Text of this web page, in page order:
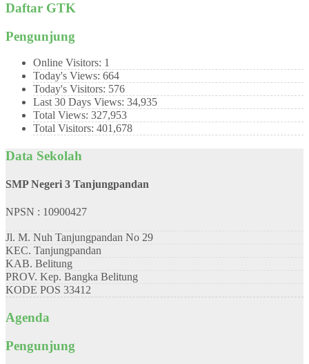
Daftar GTK
Pengunjung
Online Visitors: 1
Today's Views: 664
Today's Visitors: 576
Last 30 Days Views: 34,935
Total Views: 327,953
Total Visitors: 401,678
Data Sekolah
SMP Negeri 3 Tanjungpandan
NPSN : 10900427
Jl. M. Nuh Tanjungpandan No 29
KEC. Tanjungpandan
KAB. Belitung
PROV. Kep. Bangka Belitung
KODE POS 33412
Agenda
Pengunjung